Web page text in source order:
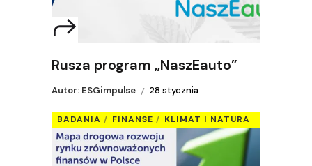
Rusza program „NaszEauto”
Autor: ESGimpulse 28 stycznia
BADANIA FINANSE KLIMAT I NATURA